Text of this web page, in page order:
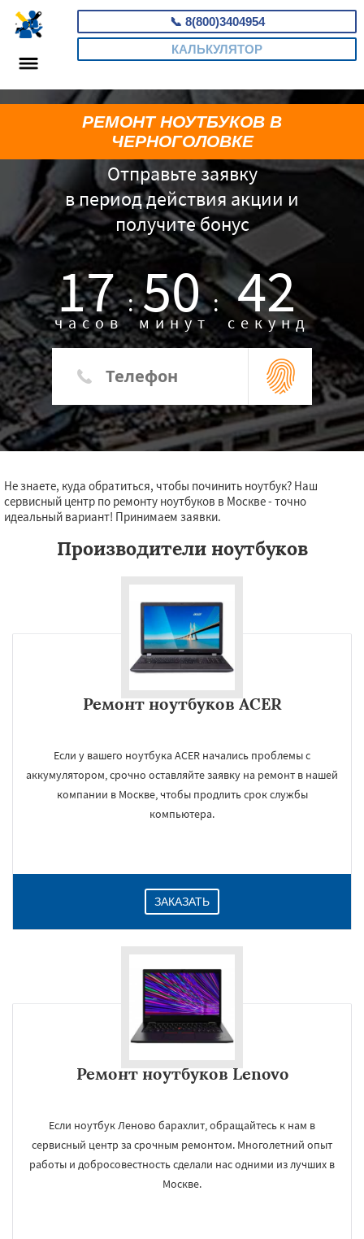
📞 8(800)3404954
КАЛЬКУЛЯТОР
Отправьте заявку
в период действия акции и
получите бонус
17 :
часов 50 :
минут 41
секунд
РЕМОНТ НОУТБУКОВ В
ЧЕРНОГОЛОВКЕ
Не знаете, куда обратиться, чтобы починить ноутбук? Наш
сервисный центр по ремонту ноутбуков в Москве - точно
идеальный вариант! Принимаем заявки.
Производители ноутбуков
Ремонт ноутбуков ACER
Если у вашего ноутбука ACER начались проблемы с
аккумулятором, срочно оставляйте заявку на ремонт в нашей
компании в Москве, чтобы продлить срок службы
компьютера.
ЗАКАЗАТЬ
Ремонт ноутбуков Lenovo
Если ноутбук Леново барахлит, обращайтесь к нам в
сервисный центр за срочным ремонтом. Многолетний опыт
работы и добросовестность сделали нас одними из лучших в
Москве.